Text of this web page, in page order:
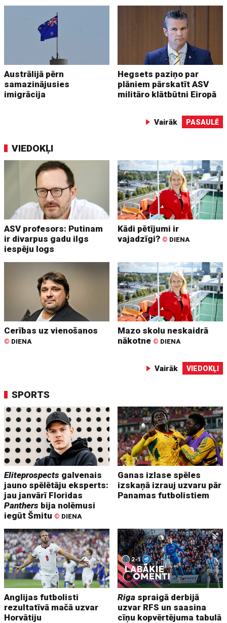
Austrālijā pērn
samazinājusies
imigrācija
Hegsets paziņo par
plāniem pārskatīt ASV
militāro klātbūtni Eiropā
Vairāk PASAULĒ
VIEDOKĻI
ASV profesors: Putinam
ir divarpus gadu ilgs
iespēju logs
Kādi pētījumi ir
vajadzīgi? © DIENA
Cerības uz vienošanos
© DIENA
Mazo skolu neskaidrā
nākotne © DIENA
Vairāk VIEDOKĻI
SPORTS
Eliteprospects galvenais
jauno spēlētāju eksperts:
jau janvārī Floridas
Panthers bija nolēmusi
iegūt Šmitu © DIENA
Ganas izlase spēles
izskaņā izrauj uzvaru pār
Panamas futbolistiem
Anglijas futbolisti
rezultatīvā mačā uzvar
Horvātiju
Riga spraigā derbijā
uzvar RFS un saasina
cīņu kopvērtējuma tabulā